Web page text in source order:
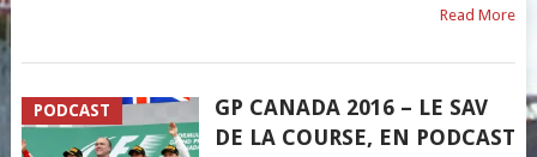
Read More
PODCAST
GP CANADA 2016 – LE SAV
DE LA COURSE, EN PODCAST